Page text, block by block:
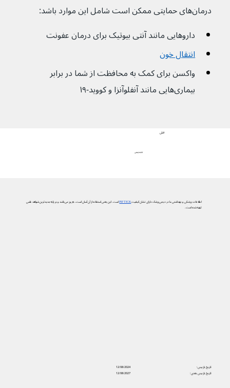
درمان‌های حمایتی ممکن است شامل این موارد باشد:
داروهایی مانند آنتی بیوتیک برای درمان عفونت
انتقال خون
واکسن برای کمک به محافظت از شما در برابر
بیماری‌هایی مانند آنفلوآنزا و کووید-۱۹
تشخیص
قبلی
اطلاعات پزشکی و بهداشتی ما در دیجی‌پزشک دارای نشان کیفیتPIF TICKاست. این یعنی استفاده از آن آسان است، به‌روز می‌باشد و بر پایه جدیدترین شواهد علمی
تهیه شده است.
12/08/2024
تاریخ بازبینی:
12/08/2027
تاریخ بازبینی بعدی: